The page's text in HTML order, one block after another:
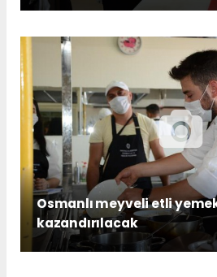
Osmanlı meyveli etli
kazandırılacak